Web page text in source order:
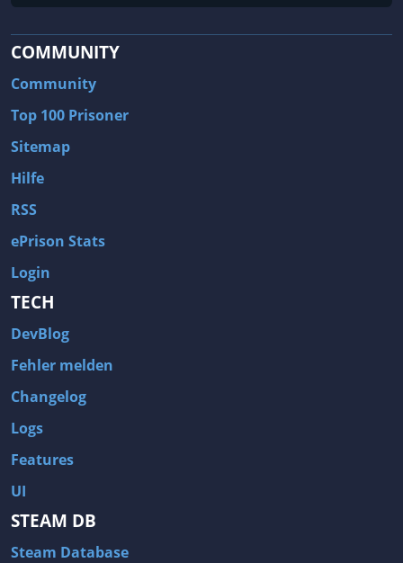
COMMUNITY
Community
Top 100 Prisoner
Sitemap
Hilfe
RSS
ePrison Stats
Login
TECH
DevBlog
Fehler melden
Changelog
Logs
Features
UI
STEAM DB
Steam Database